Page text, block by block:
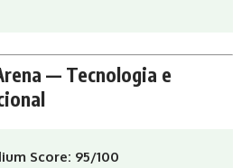
— Tecnologia e
Score: 95/100